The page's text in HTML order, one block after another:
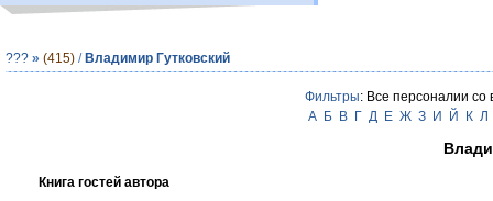
??? » (415) / Владимир Гутковский
Фильтры: Все персоналии со
А
Б В Г Д Е Ж З И Й К Л
Книга гостей автора